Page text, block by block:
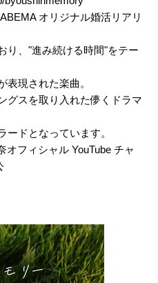
オリジナル婚活リアリ
り、"進み続ける時間"をテー
表現された楽曲。
グスを取り入れた儚くドラマ
ドとなっています。
オフィシャル YouTube チャ